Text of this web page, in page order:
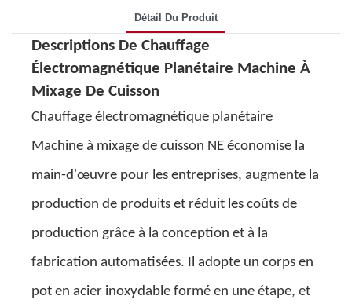
Détail Du Produit
Descriptions De Chauffage
Électromagnétique Planétaire Machine À
Mixage De Cuisson
Chauffage électromagnétique planétaire
Machine à mixage de cuisson NE économise la
main-d'œuvre pour les entreprises, augmente la
production de produits et réduit les coûts de
production grâce à la conception et à la
fabrication automatisées. Il adopte un corps en
pot en acier inoxydable formé en une étape, et